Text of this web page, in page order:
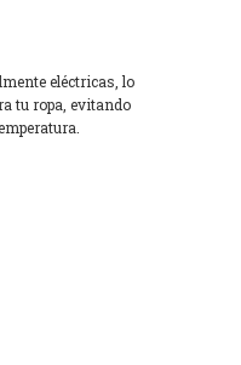
eléctricas, lo
tu ropa, evitando